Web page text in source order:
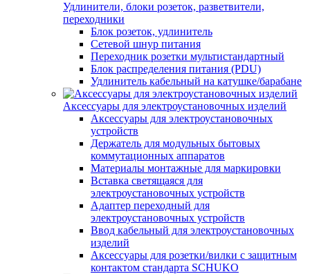
Удлинители, блоки розеток, разветвители,
переходники
Блок розеток, удлинитель
Сетевой шнур питания
Переходник розетки мультистандартный
Блок распределения питания (PDU)
Удлинитель кабельный на катушке/барабане
Аксессуары для электроустановочных изделий
Аксессуары для электроустановочных
устройств
Держатель для модульных бытовых
коммутационных аппаратов
Материалы монтажные для маркировки
Вставка светящаяся для
электроустановочных устройств
Адаптер переходный для
электроустановочных устройств
Ввод кабельный для электроустановочных
изделий
Аксессуары для розетки/вилки с защитным
контактом стандарта SCHUKO